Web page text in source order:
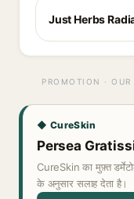
Just Herbs
PROMOTION ·
◆ CureSkin
Persea
CureSkin का मुफ़्त
के अनुसार सलाह देता है।